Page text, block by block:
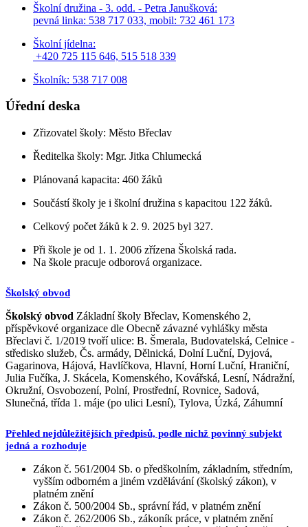
Školní družina - 3. odd. - Petra Janušková:
pevná linka: 538 717 033, mobil: 732 461 173
Školní jídelna:
+420 725 115 646, 515 518 339
Školník: 538 717 008
Úřední deska
Zřizovatel školy: Město Břeclav
Ředitelka školy: Mgr. Jitka Chlumecká
Plánovaná kapacita: 460 žáků
Součástí školy je i školní družina s kapacitou 122 žáků.
Celkový počet žáků k 2. 9. 2025 byl 327.
Při škole je od 1. 1. 2006 zřízena Školská rada.
Na škole pracuje odborová organizace.
Školský obvod
Školský obvod Základní školy Břeclav, Komenského 2,
příspěvkové organizace dle Obecně závazné vyhlášky města
Břeclavi č. 1/2019 tvoří ulice: B. Šmerala, Budovatelská, Celnice -
středisko služeb, Čs. armády, Dělnická, Dolní Luční, Dyjová,
Gagarinova, Hájová, Havlíčkova, Hlavní, Horní Luční, Hraniční,
Julia Fučíka, J. Skácela, Komenského, Kovářská, Lesní, Nádražní,
Okružní, Osvobození, Polní, Prostřední, Rovnice, Sadová,
Slunečná, třída 1. máje (po ulici Lesní), Tylova, Úzká, Záhumní
Přehled nejdůležitějších předpisů, podle nichž povinný subjekt
jedná a rozhoduje
Zákon č. 561/2004 Sb. o předškolním, základním, středním,
vyšším odborném a jiném vzdělávání (školský zákon), v
platném znění
Zákon č. 500/2004 Sb., správní řád, v platném znění
Zákon č. 262/2006 Sb., zákoník práce, v platném znění